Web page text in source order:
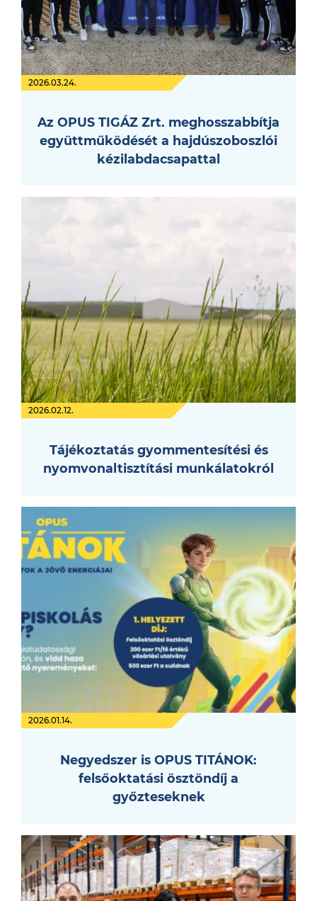
2026.03.24.
Az OPUS TIGÁZ Zrt. meghosszabbítja
együttműködését a hajdúszoboszlói
kézilabdacsapattal
2026.02.12.
Tájékoztatás gyommentesítési és
nyomvonaltisztítási munkálatokról
2026.01.14.
Negyedszer is OPUS TITÁNOK:
felsőoktatási ösztöndíj a
győzteseknek